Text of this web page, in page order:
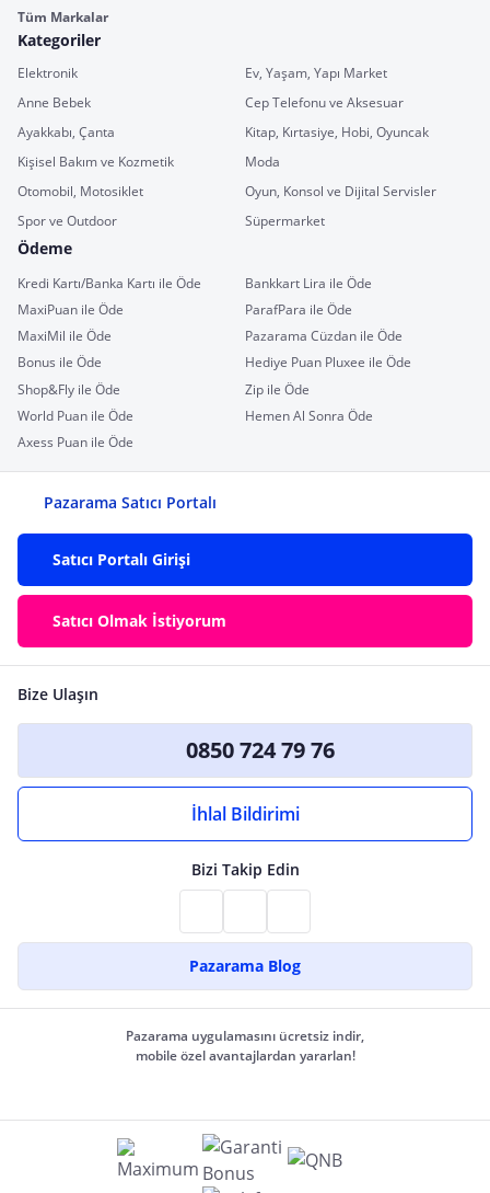
Tüm Markalar
Kategoriler
Elektronik
Ev, Yaşam, Yapı Market
Anne Bebek
Cep Telefonu ve Aksesuar
Ayakkabı, Çanta
Kitap, Kırtasiye, Hobi, Oyuncak
Kişisel Bakım ve Kozmetik
Moda
Otomobil, Motosiklet
Oyun, Konsol ve Dijital Servisler
Spor ve Outdoor
Süpermarket
Ödeme
Kredi Kartı/Banka Kartı ile Öde
Bankkart Lira ile Öde
MaxiPuan ile Öde
ParafPara ile Öde
MaxiMil ile Öde
Pazarama Cüzdan ile Öde
Bonus ile Öde
Hediye Puan Pluxee ile Öde
Shop&Fly ile Öde
Zip ile Öde
World Puan ile Öde
Hemen Al Sonra Öde
Axess Puan ile Öde
Pazarama Satıcı Portalı
Satıcı Portalı Girişi
Satıcı Olmak İstiyorum
Bize Ulaşın
0850 724 79 76
İhlal Bildirimi
Bizi Takip Edin
Pazarama Blog
Pazarama uygulamasını ücretsiz indir,
mobile özel avantajlardan yararlan!